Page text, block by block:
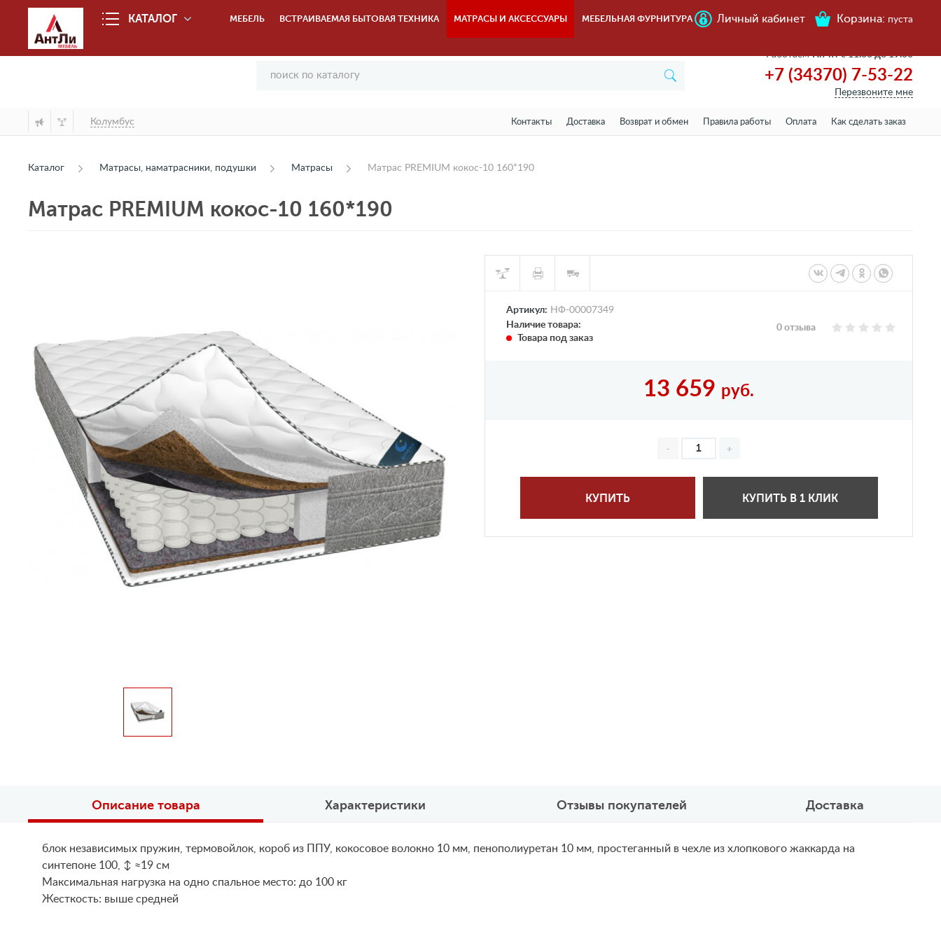
КАТАЛОГ МЕБЕЛЬ ВСТРАИВАЕМАЯ БЫТОВАЯ ТЕХНИКА МАТРАСЫ И АКСЕССУАРЫ МЕБЕЛЬНАЯ ФУРНИТУРА Личный кабинет Корзина: пуста
РаботаемПн-пт с 11.00 до 19.00
+7 (34370) 7-53-22
Перезвоните мне
Колумбус Контакты Доставка Возврат и обмен Правила работы Оплата Как сделать заказ
Каталог Матрасы, наматрасники, подушки Матрасы Матрас PREMIUM кокос-10 160*190
Матрас PREMIUM кокос-10 160*190
Артикул: НФ-00007349
Наличие товара:
Товара под заказ
0 отзыва
13 659 руб.
КУПИТЬ КУПИТЬ В 1 КЛИК
Описание товара Характеристики Отзывы покупателей Доставка
блок независимых пружин, термовойлок, короб из ППУ, кокосовое волокно 10 мм, пенополиуретан 10 мм, простеганный в чехле из хлопкового жаккарда на
синтепоне 100, ↕ ≈19 см
Maксимальная нагрузка на одно спальное место: до 100 кг
Жесткость: выше средней